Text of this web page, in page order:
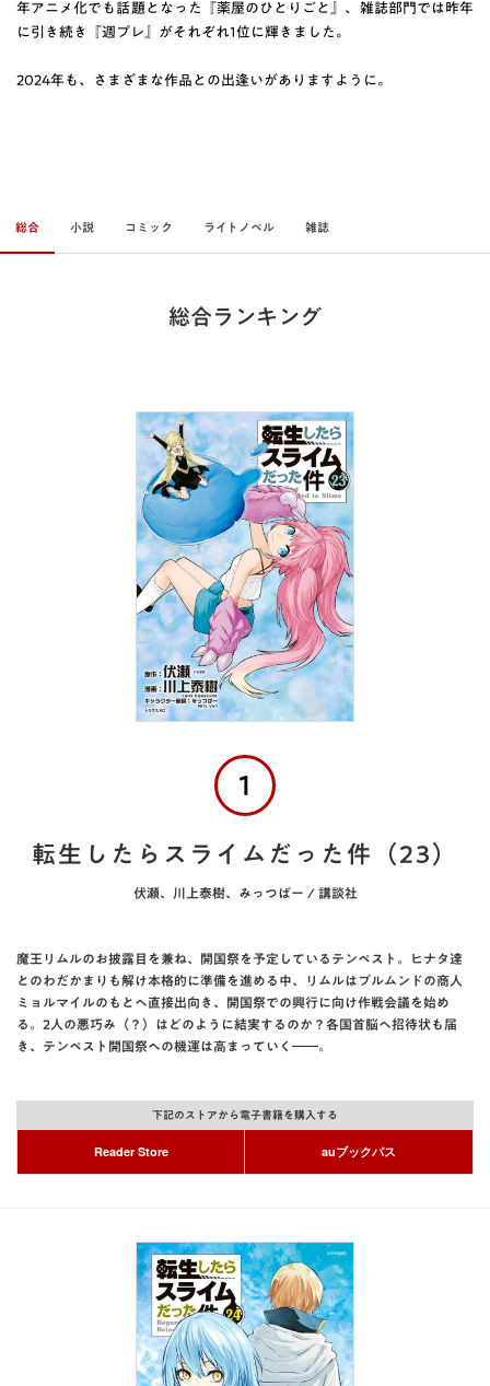
年アニメ化でも話題となった『薬屋のひとりごと』、雑誌部門では昨年
に引き続き『週プレ』がそれぞれ1位に輝きました。
2024年も、さまざまな作品との出逢いがありますように。
総合 小説 コミック ライトノベル 雑誌
総合ランキング
1
転生したらスライムだった件（23）
伏瀬、川上泰樹、みっつばー / 講談社
魔王リムルのお披露目を兼ね、開国祭を予定しているテンペスト。ヒナタ達
とのわだかまりも解け本格的に準備を進める中、リムルはブルムンドの商人
ミョルマイルのもとへ直接出向き、開国祭での興行に向け作戦会議を始め
る。2人の悪巧み（？）はどのように結実するのか？各国首脳へ招待状も届
き、テンペスト開国祭への機運は高まっていく――。
下記のストアから電子書籍を購入する
Reader Store auブックパス